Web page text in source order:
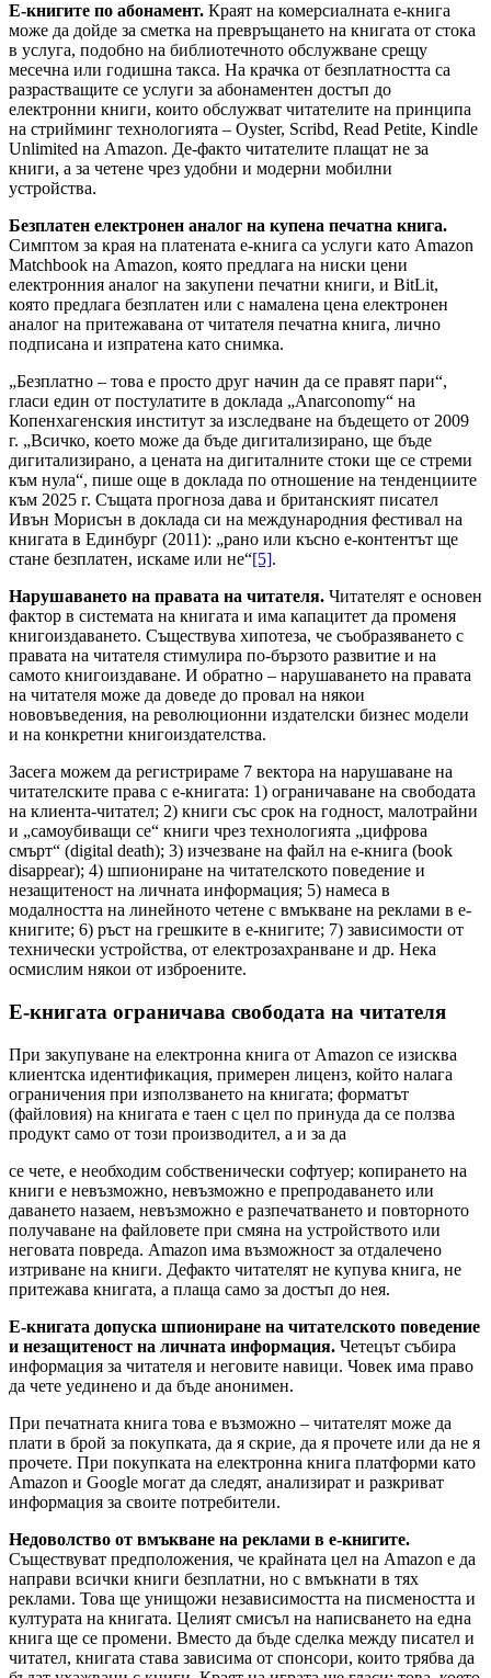
Е-книгите по абонамент. Краят на комерсиалната е-книга
може да дойде за сметка на превръщането на книгата от стока
в услуга, подобно на библиотечното обслужване срещу
месечна или годишна такса. На крачка от безплатността са
разрастващите се услуги за абонаментен достъп до
електронни книги, които обслужват читателите на принципа
на стрийминг технологията – Oyster, Scribd, Read Petite, Kindle
Unlimited на Amazon. Де-факто читателите плащат не за
книги, а за четене чрез удобни и модерни мобилни
устройства.
Безплатен електронен аналог на купена печатна книга.
Симптом за края на платената е-книга са услуги като Amazon
Matchbook на Amazon, която предлага на ниски цени
електронния аналог на закупени печатни книги, и BitLit,
която предлага безплатен или с намалена цена електронен
аналог на притежавана от читателя печатна книга, лично
подписана и изпратена като снимка.
„Безплатно – това е просто друг начин да се правят пари“,
гласи един от постулатите в доклада „Anarconomy“ на
Копенхагенския институт за изследване на бъдещето от 2009
г. „Всичко, което може да бъде дигитализирано, ще бъде
дигитализирано, а цената на дигиталните стоки ще се стреми
към нула“, пише още в доклада по отношение на тенденциите
към 2025 г. Същата прогноза дава и британският писател
Ивън Морисън в доклада си на международния фестивал на
книгата в Единбург (2011): „рано или късно е-контентът ще
стане безплатен, искаме или не“[5].
Нарушаването на правата на читателя. Читателят е основен
фактор в системата на книгата и има капацитет да променя
книгоиздаването. Съществува хипотеза, че съобразяването с
правата на читателя стимулира по-бързото развитие и на
самото книгоиздаване. И обратно – нарушаването на правата
на читателя може да доведе до провал на някои
нововъведения, на революционни издателски бизнес модели
и на конкретни книгоиздателства.
Засега можем да регистрираме 7 вектора на нарушаване на
читателските права с е-книгата: 1) ограничаване на свободата
на клиента-читател; 2) книги със срок на годност, малотрайни
и „самоубиващи се“ книги чрез технологията „цифрова
смърт“ (digital death); 3) изчезване на файл на е-книга (book
disappear); 4) шпиониране на читателското поведение и
незащитеност на личната информация; 5) намеса в
модалността на линейното четене с вмъкване на реклами в е-
книгите; 6) ръст на грешките в е-книгите; 7) зависимости от
технически устройства, от електрозахранване и др. Нека
осмислим някои от изброените.
Е-книгата ограничава свободата на читателя
При закупуване на електронна книга от Amazon се изисква
клиентска идентификация, примерен лиценз, който налага
ограничения при използването на книгата; форматът
(файловия) на книгата е таен с цел по принуда да се ползва
продукт само от този производител, а и за да
се чете, е необходим собственически софтуер; копирането на
книги е невъзможно, невъзможно е препродаването или
даването назаем, невъзможно е разпечатването и повторното
получаване на файловете при смяна на устройството или
неговата повреда. Amazon има възможност за отдалечено
изтриване на книги. Дефакто читателят не купува книга, не
притежава книгата, а плаща само за достъп до нея.
Е-книгата допуска шпиониране на читателското поведение
и незащитеност на личната информация. Четецът събира
информация за читателя и неговите навици. Човек има право
да чете уединено и да бъде анонимен.
При печатната книга това е възможно – читателят може да
плати в брой за покупката, да я скрие, да я прочете или да не я
прочете. При покупката на електронна книга платформи като
Amazon и Google могат да следят, анализират и разкриват
информация за своите потребители.
Недоволство от вмъкване на реклами в е-книгите.
Съществуват предположения, че крайната цел на Amazon е да
направи всички книги безплатни, но с вмъкнати в тях
реклами. Това ще унищожи независимостта на писмеността и
културата на книгата. Целият смисъл на написването на една
книга ще се промени. Вместо да бъде сделка между писател и
читател, книгата става зависима от спонсори, които трябва да